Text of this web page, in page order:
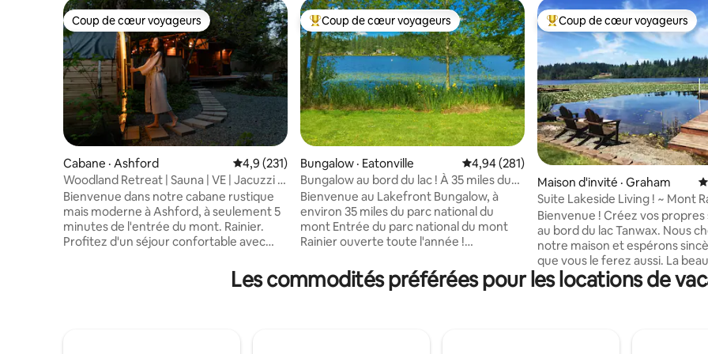
Coup de cœur voyageurs
Coup de cœur voyageurs
Cabane · Ashford Note moyenne de 4,9 sur 5, 231 commentaires
4,9 (231)
Woodland Retreat | Sauna | VE | Jacuzzi |
Animaux acceptés
Bienvenue dans notre cabane rustique
mais moderne à Ashford, à seulement 5
minutes de l'entrée du mont. Rainier.
Profitez d'un séjour confortable avec
rénovée, un lit Queen Size, un loft avec
un lit double et un canapé-lit. Détendez-
Coup de cœur voyageurs parmi les plus aimés
Coup de cœur voyageurs
Bungalow · Eatonville Note moyenne de 4,94 sur 5, 281
4,94 (281)
Bungalow au bord du lac ! À 35 miles du
mont Rainier !
Bienvenue au Lakefront Bungalow, à
environ 35 miles du parc national du
mont Entrée du parc national du mont
Rainier ouverte toute l'année !
et d'exploration illimitées en montagne
ou profitez simplement de longues
Coup de cœur voyageurs
Coup de cœur voyageurs
Maison d'invité · Graham
Suite Lakeside Living ! ~ Mont
NWTrek, JBLM
Bienvenue ! Créez vos
au bord du lac Tanwax. Nous chérissons
notre maison et espérons
que vous le ferez aussi. La
nature qui entourent cette
inoubliables. Détendez-vous avec de
Les commodités préférées pour les locations de